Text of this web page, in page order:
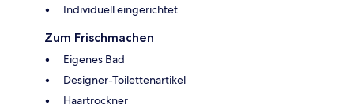
Individuell eingerichtet
Zum Frischmachen
Eigenes Bad
Designer-Toilettenartikel
Haartrockner